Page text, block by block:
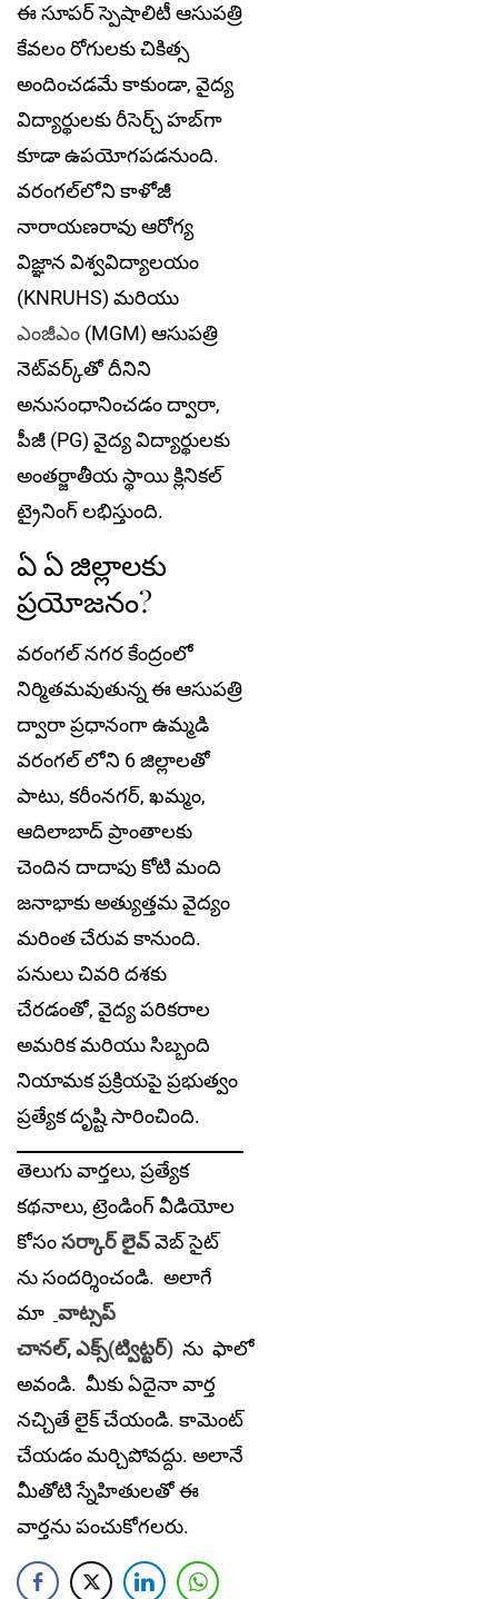
ఈ సూపర్ స్పెషాలిటీ ఆసుపత్రి
కేవలం రోగులకు చికిత్స
అందించడమే కాకుండా, వైద్య
విద్యార్థులకు రీసెర్చ్ హబ్‌గా
కూడా ఉపయోగపడనుంది.
వరంగల్‌లోని కాళోజీ
నారాయణరావు ఆరోగ్య
విజ్ఞాన విశ్వవిద్యాలయం
(KNRUHS) మరియు
ఎంజీఎం (MGM) ఆసుపత్రి
నెట్‌వర్క్‌తో దీనిని
అనుసంధానించడం ద్వారా,
పీజీ (PG) వైద్య విద్యార్థులకు
అంతర్జాతీయ స్థాయి క్లినికల్
ట్రైనింగ్ లభిస్తుంది.
ఏ ఏ జిల్లాలకు
ప్రయోజనం?
వరంగల్ నగర కేంద్రంలో
నిర్మితమవుతున్న ఈ ఆసుపత్రి
ద్వారా ప్రధానంగా ఉమ్మడి
వరంగల్ లోని 6 జిల్లాలతో
పాటు, కరీంనగర్, ఖమ్మం,
ఆదిలాబాద్ ప్రాంతాలకు
చెందిన దాదాపు కోటి మంది
జనాభాకు అత్యుత్తమ వైద్యం
మరింత చేరువ కానుంది.
పనులు చివరి దశకు
చేరడంతో, వైద్య పరికరాల
అమరిక మరియు సిబ్బంది
నియామక ప్రక్రియపై ప్రభుత్వం
ప్రత్యేక దృష్టి సారించింది.
తెలుగు వార్తలు, ప్రత్యేక
కథనాలు, ట్రెండింగ్ వీడియోల
కోసంసర్కార్ లైవ్వెబ్ సైట్
ను సందర్శించండి. అలాగే
మా వాట్సప్
చానల్,ఎక్స్(ట్విట్టర్) ను ఫాలో
అవండి. మీకు ఏదైనా వార్త
నచ్చితే లైక్ చేయండి. కామెంట్
చేయడం మర్చిపోవద్దు. అలానే
మీతోటి స్నేహితులతో ఈ
వార్తను పంచుకోగలరు.